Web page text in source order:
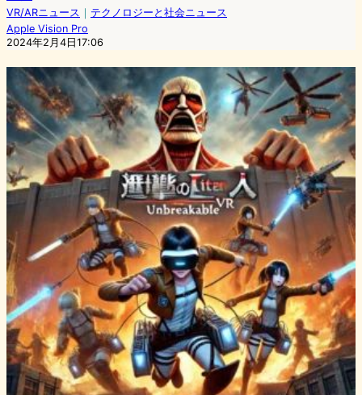
VR/ARニュース ｜ テクノロジーと社会ニュース
Apple Vision Pro
2024年2月4日17:06